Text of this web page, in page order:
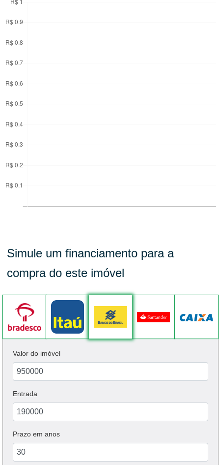
Simule um financiamento para a
compra do este imóvel
Valor do imóvel
Entrada
Prazo em anos